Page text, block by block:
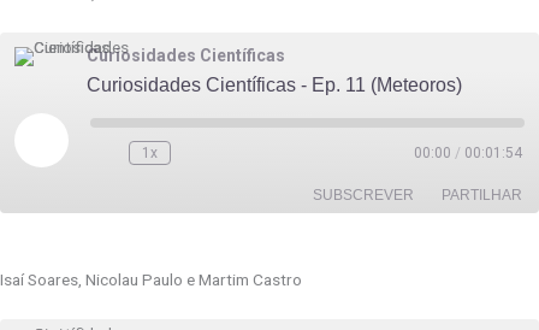
INCORPORAR
Curiosidades Científicas
Curiosidades Científicas - Ep. 11 (Meteoros)
Reproduzir
1x 00:00 / 00:01:54
SUBSCREVER PARTILHAR
FEED RSS
Isaí Soares, Nicolau Paulo e Martim Castro